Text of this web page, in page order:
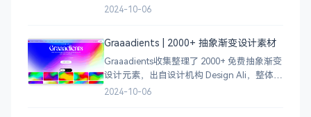
插画和图标资源。
2024-10-06
Graaadients | 2000+ 抽象渐变设计素材
Graaadients收集整理了 2000+ 免费抽象渐变
设计元素，出自设计机构 Design Ali，整体渐
变色比较鲜艳，更像是 AI 生成的元素，需要
2024-10-06